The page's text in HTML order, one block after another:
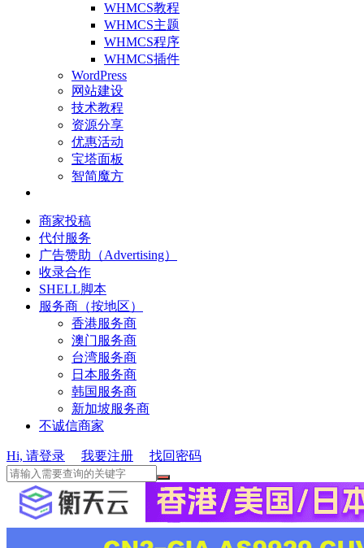
WHMCS教程
WHMCS主题
WHMCS程序
WHMCS插件
WordPress
网站建设
技术教程
资源分享
优惠活动
宝塔面板
智简魔方
商家投稿
代付服务
广告赞助（Advertising）
收录合作
SHELL脚本
服务商（按地区）
香港服务商
澳门服务商
台湾服务商
日本服务商
韩国服务商
新加坡服务商
不诚信商家
Hi, 请登录 我要注册 找回密码